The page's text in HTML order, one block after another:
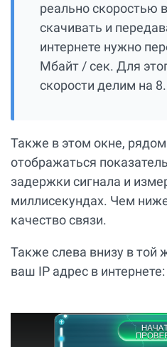
реально скоростью
скачивать и
интернете нужно
Мбайт / сек. Для
скорости делим на 8.
Также в этом окне,
отображаться
задержки сигнала и
миллисекундах. Чем
качество связи.
Также слева внизу в той
ваш IP адрес в интернете: